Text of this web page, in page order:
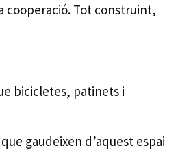
cooperació. Tot construint,
bicicletes, patinets i
gaudeixen d’aquest espai